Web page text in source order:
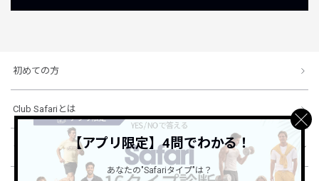
初めての方
Club Safariとは
ショッピングガイド【アプリ限定】4問でわかる！
あなたの"Safariタイプ"は？